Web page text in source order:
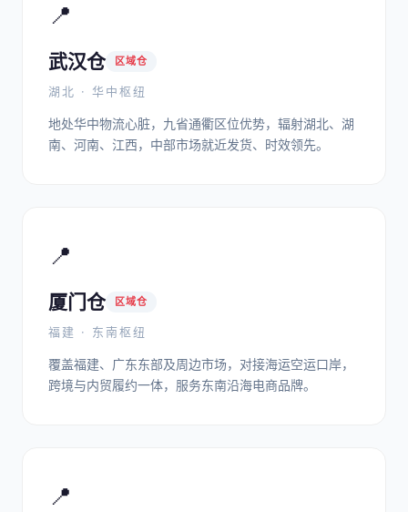
📍
武汉仓 区域仓
湖北 · 华中枢纽
地处华中物流心脏，九省通衢区位优势，辐射湖北、湖
南、河南、江西，中部市场就近发货、时效领先。
📍
厦门仓 区域仓
福建 · 东南枢纽
覆盖福建、广东东部及周边市场，对接海运空运口岸，
跨境与内贸履约一体，服务东南沿海电商品牌。
📍